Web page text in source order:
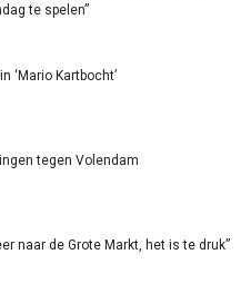
te spelen”
‘Mario Kartbocht’
tegen Volendam
naar de Grote Markt, het is te druk”